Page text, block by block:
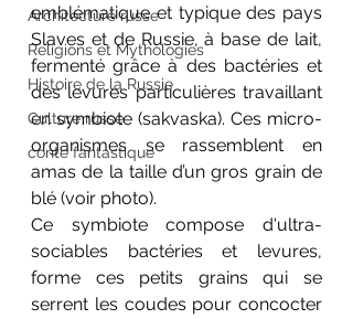
Architecture russe
Religions et Mythologies
Histoire de la Russie
Culture russe
conte fantastique
emblématique et typique des pays
Slaves et de Russie, à base de lait,
fermenté grâce à des bactéries et
des levures particulières travaillant
en symbiote (sakvaska). Ces micro-
organismes se rassemblent en
amas de la taille d’un gros grain de
blé (voir photo).
Ce symbiote compose d'ultra-
sociables bactéries et levures,
forme ces petits grains qui se
serrent les coudes pour concocter